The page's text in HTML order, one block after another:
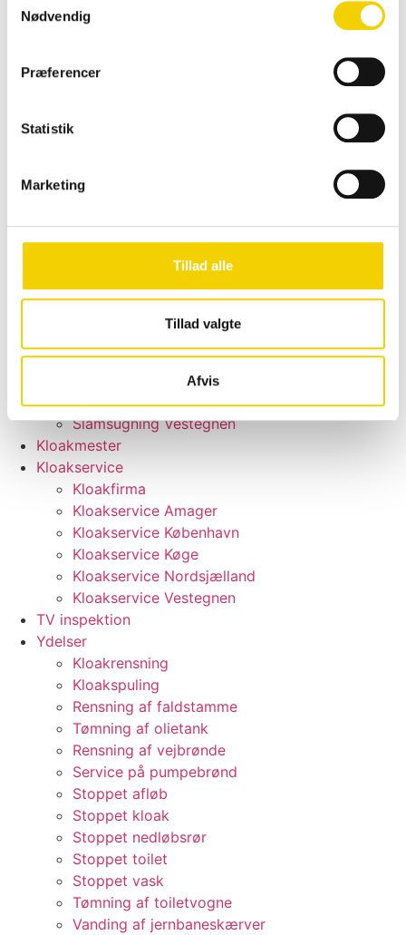
Nødvendig
Præferencer
Statistik
Marketing
Tillad alle
Tillad valgte
Afvis
Stoppet kloak
Stoppet vask
Døgnservice
Priser
Forsiden
Slamsugning København
Slamsugning Køge
Slamsugning Nordsjælland
Slamsugning Vestegnen
Kloakmester
Kloakservice
Kloakfirma
Kloakservice Amager
Kloakservice København
Kloakservice Køge
Kloakservice Nordsjælland
Kloakservice Vestegnen
TV inspektion
Ydelser
Kloakrensning
Kloakspuling
Rensning af faldstamme
Tømning af olietank
Rensning af vejbrønde
Service på pumpebrønd
Stoppet afløb
Stoppet kloak
Stoppet nedløbsrør
Stoppet toilet
Stoppet vask
Tømning af toiletvogne
Vanding af jernbaneskærver